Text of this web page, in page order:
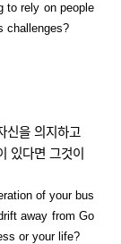
to rely on people
challenges?
신을 의지하고
있다면 그것이
of your bus
away from Go
or your life?